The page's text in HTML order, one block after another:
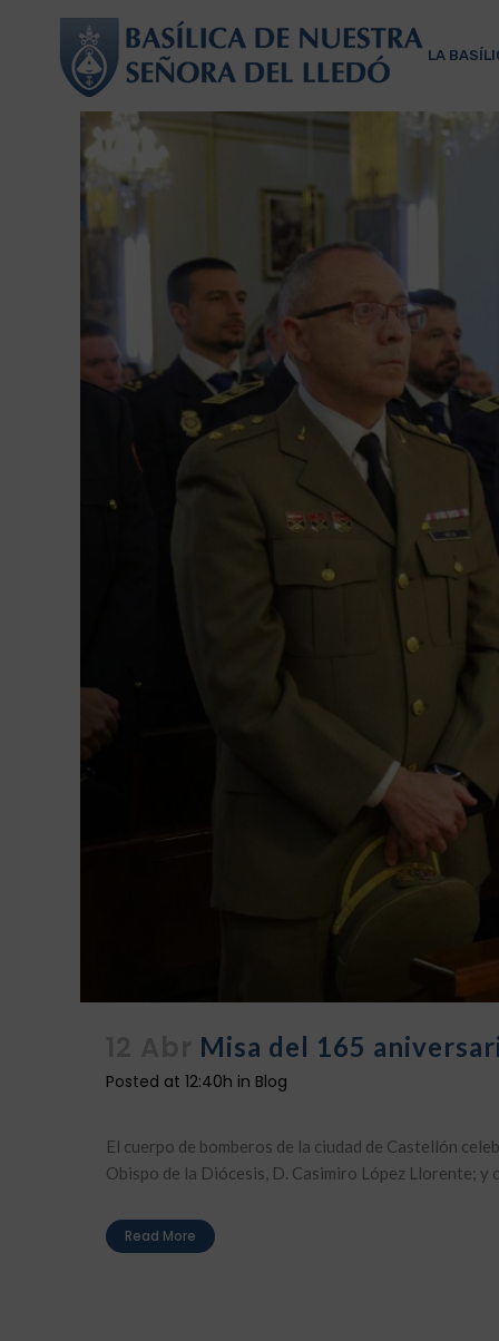
LA
Misa del 165
Posted at 12:40h in Blog
El cuerpo de bomberos de la ciudad de Castellón
Obispo de la Diócesis, D. Casimiro López Llorente; y
Read More